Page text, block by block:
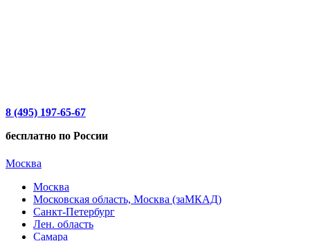
8 (495) 197-65-67
бесплатно по России
Москва
Москва
Московская область, Москва (заМКАД)
Санкт-Петербург
Лен. область
Самара